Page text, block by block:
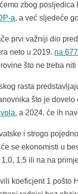
zbog
a, a već sljedeće
prvi važniji dio
neto u 2019. na
što ne treba
rasta
što je
, a 2024. će ih
i strogo
se ekonomisti u
1.5 ili na na
koeficjent 1 pošto